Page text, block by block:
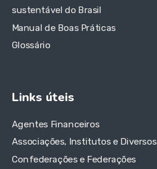
sustentável do Brasil
Manual de Boas Práticas
Glossário
Links úteis
Agentes Financeiros
Associações, Institutos e Diversos
Confederações e Federações